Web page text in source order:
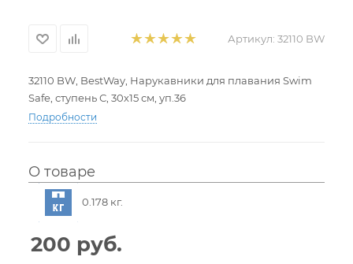
Артикул: 32110 BW
32110 BW, BestWay, Нарукавники для плавания Swim
Safe, ступень С, 30х15 см, уп.36
Подробности
О товаре
0.178 кг.
200 руб.